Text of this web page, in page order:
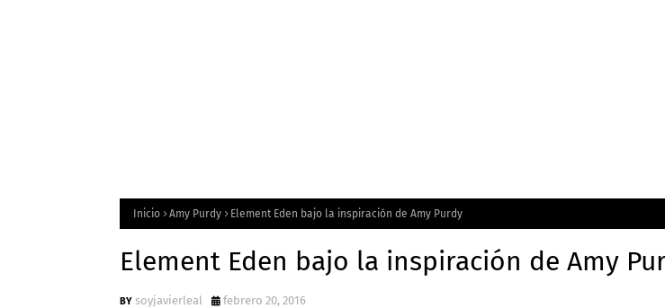
Inicio Amy Purdy Element Eden bajo la inspiración de Amy Purdy
Element Eden bajo la inspiración de Amy
soyjavierleal febrero 20, 2016